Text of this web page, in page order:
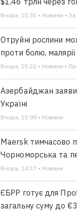
Вчора, 15:35 • Новини •
Отруйні рослини
проти болю,
Вчора, 15:22 • Новини •
Азербайджан
Україні
Вчора, 15:09 • Новини
Maersk тимчасово
Чорноморська та
Вчора, 14:57 • Новини
ЄБРР готує для
загальну суму до